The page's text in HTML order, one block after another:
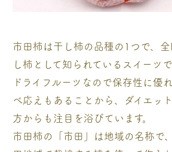
市田柿は干し柿の品種の1つで、
し柿として知られているスイーツで
ドライフルーツなので保存性に優
べ応えもあることから、ダイエッ
方からも注目を浴びています。
市田柿の「市田」は地域の名称で